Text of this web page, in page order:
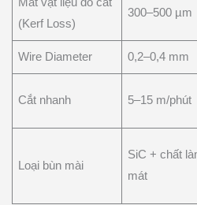
Mất vật liệu do cắt
(Kerf Loss)
300–500 µm
Wire Diameter 0,2–0,4 mm
Cắt nhanh 5–15 m/phút
Loại bùn mài
SiC + chất
mát